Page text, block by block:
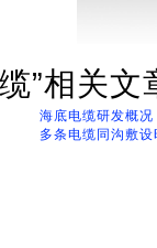
”相关
海底电缆研发概况
多条电缆同沟敷